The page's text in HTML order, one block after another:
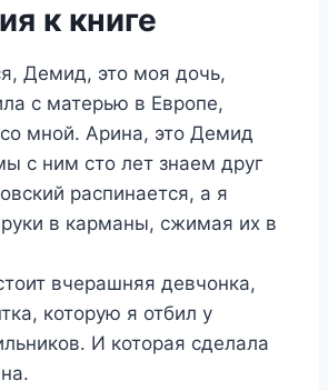
к книге
Демид, это моя дочь,
с матерью в Европе,
мной. Арина, это Демид
с ним сто лет знаем друг
распинается, а я
в карманы, сжимая их в
вчерашняя девчонка,
которую я отбил у
И которая сделала